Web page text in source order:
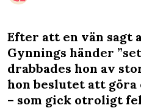
Efter att en vän sagt
Gynnings händer
drabbades hon av
hon beslutet att
– som gick otroligt